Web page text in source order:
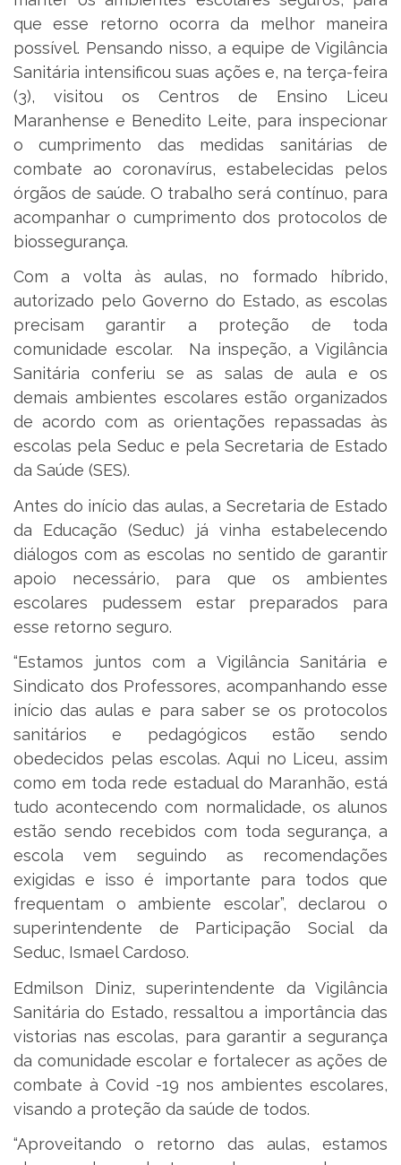
que esse retorno ocorra da melhor maneira
possível. Pensando nisso, a equipe de Vigilância
Sanitária intensificou suas ações e, na terça-feira
(3), visitou os Centros de Ensino Liceu
Maranhense e Benedito Leite, para inspecionar
o cumprimento das medidas sanitárias de
combate ao coronavírus, estabelecidas pelos
órgãos de saúde. O trabalho será contínuo, para
acompanhar o cumprimento dos protocolos de
biossegurança.
Com a volta às aulas, no formado híbrido,
autorizado pelo Governo do Estado, as escolas
precisam garantir a proteção de toda
comunidade escolar. Na inspeção, a Vigilância
Sanitária conferiu se as salas de aula e os
demais ambientes escolares estão organizados
de acordo com as orientações repassadas às
escolas pela Seduc e pela Secretaria de Estado
da Saúde (SES).
Antes do início das aulas, a Secretaria de Estado
da Educação (Seduc) já vinha estabelecendo
diálogos com as escolas no sentido de garantir
apoio necessário, para que os ambientes
escolares pudessem estar preparados para
esse retorno seguro.
“Estamos juntos com a Vigilância Sanitária e
Sindicato dos Professores, acompanhando esse
início das aulas e para saber se os protocolos
sanitários e pedagógicos estão sendo
obedecidos pelas escolas. Aqui no Liceu, assim
como em toda rede estadual do Maranhão, está
tudo acontecendo com normalidade, os alunos
estão sendo recebidos com toda segurança, a
escola vem seguindo as recomendações
exigidas e isso é importante para todos que
frequentam o ambiente escolar”, declarou o
superintendente de Participação Social da
Seduc, Ismael Cardoso.
Edmilson Diniz, superintendente da Vigilância
Sanitária do Estado, ressaltou a importância das
vistorias nas escolas, para garantir a segurança
da comunidade escolar e fortalecer as ações de
combate à Covid -19 nos ambientes escolares,
visando a proteção da saúde de todos.
“Aproveitando o retorno das aulas, estamos